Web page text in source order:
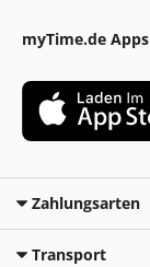
myTime.de Apps
Zahlungsarten
Transport